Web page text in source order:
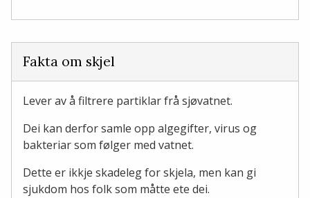
Fakta om skjel
Lever av å filtrere partiklar frå sjøvatnet.
Dei kan derfor samle opp algegifter, virus og
bakteriar som følger med vatnet.
Dette er ikkje skadeleg for skjela, men kan gi
sjukdom hos folk som måtte ete dei.